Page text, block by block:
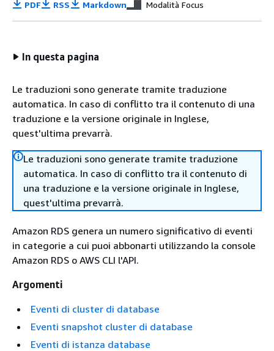
PDF RSS Markdown Modalità Focus
In questa pagina
Le traduzioni sono generate tramite traduzione
automatica. In caso di conflitto tra il contenuto di una
traduzione e la versione originale in Inglese,
quest'ultima prevarrà.
Le traduzioni sono generate tramite traduzione
automatica. In caso di conflitto tra il contenuto di
una traduzione e la versione originale in Inglese,
quest'ultima prevarrà.
Amazon RDS genera un numero significativo di eventi
in categorie a cui puoi abbonarti utilizzando la console
Amazon RDS o AWS CLI l'API.
Argomenti
Eventi di cluster di database
Eventi snapshot cluster di database
Eventi di istanza database